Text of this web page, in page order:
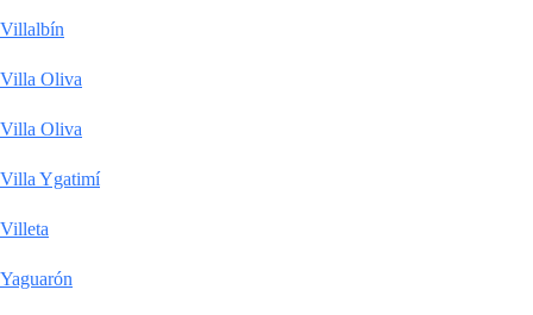
Villalbín
Villa Oliva
Villa Oliva
Villa Ygatimí
Villeta
Yaguarón